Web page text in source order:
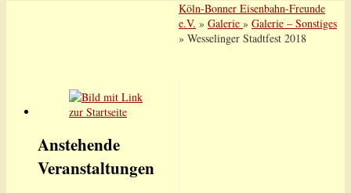
Köln-Bonner Eisenbahn-Freunde
e.V. » Galerie » Galerie – Sonstiges
» Wesselinger Stadtfest 2018
Anstehende
Veranstaltungen